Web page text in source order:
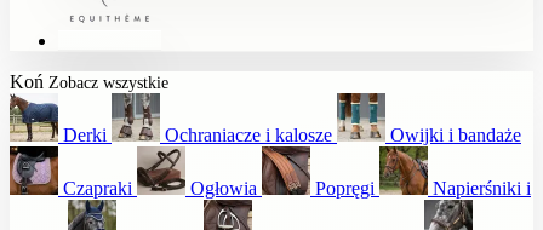
Koń Zobacz wszystkie
Derki Ochraniacze i kalosze Owijki i bandaże
Czapraki Ogłowia Popręgi Napierśniki i